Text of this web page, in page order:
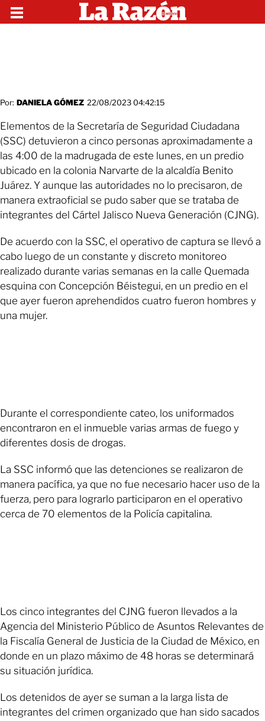
Por: DANIELA GÓMEZ 22/08/2023 04:42:15
Elementos de la Secretaría de Seguridad Ciudadana
(SSC) detuvieron a cinco personas aproximadamente a
las 4:00 de la madrugada de este lunes, en un predio
ubicado en la colonia Narvarte de la alcaldía Benito
Juárez. Y aunque las autoridades no lo precisaron, de
manera extraoficial se pudo saber que se trataba de
integrantes del Cártel Jalisco Nueva Generación (CJNG).
De acuerdo con la SSC, el operativo de captura se llevó a
cabo luego de un constante y discreto monitoreo
realizado durante varias semanas en la calle Quemada
esquina con Concepción Béistegui, en un predio en el
que ayer fueron aprehendidos cuatro fueron hombres y
una mujer.
Durante el correspondiente cateo, los uniformados
encontraron en el inmueble varias armas de fuego y
diferentes dosis de drogas.
La SSC informó que las detenciones se realizaron de
manera pacífica, ya que no fue necesario hacer uso de la
fuerza, pero para lograrlo participaron en el operativo
cerca de 70 elementos de la Policía capitalina.
Los cinco integrantes del CJNG fueron llevados a la
Agencia del Ministerio Público de Asuntos Relevantes de
la Fiscalía General de Justicia de la Ciudad de México, en
donde en un plazo máximo de 48 horas se determinará
su situación jurídica.
Los detenidos de ayer se suman a la larga lista de
integrantes del crimen organizado que han sido sacados